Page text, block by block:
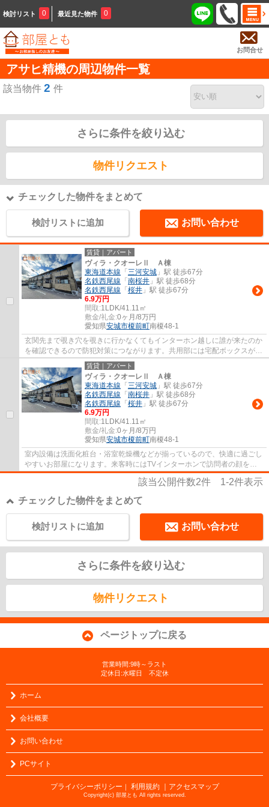
検討リスト 0 最近見た物件 0
お問合せ
アサヒ精機の周辺物件一覧
該当物件 2 件
さらに条件を絞り込む
物件リクエスト
チェックした物件をまとめて
検討リストに追加 お問い合わせ
賃貸｜アパート
ヴィラ・クオーレⅡ Ａ棟
東海道本線 「 三河安城 」駅 徒歩67分
名鉄西尾線 「 南桜井 」駅 徒歩68分
名鉄西尾線 「 桜井 」駅 徒歩67分
6.9万円
間取:1LDK/41.11㎡
敷金/礼金:0ヶ月/8万円
愛知県安城市榎前町南榎48-1
玄関先まで覗き穴を覗きに行かなくてもインターホン越しに誰が来たのか
を確認できるので防犯対策につながります。共用部には宅配ボックスが備
え付けられているため、家で何時間も待機...
賃貸｜アパート
ヴィラ・クオーレⅡ Ａ棟
東海道本線 「 三河安城 」駅 徒歩67分
名鉄西尾線 「 南桜井 」駅 徒歩68分
名鉄西尾線 「 桜井 」駅 徒歩67分
6.9万円
間取:1LDK/41.11㎡
敷金/礼金:0ヶ月/8万円
愛知県安城市榎前町南榎48-1
室内設備は洗面化粧台・浴室乾燥機などが揃っているので、快適に過ごし
やすいお部屋になります。来客時にはTVインターホンで訪問者の顔を確
認することができるので防犯対策につながり...
該当公開件数2件 1-2件表示
チェックした物件をまとめて
お問い合わせ
検討リストに追加
さらに条件を絞り込む
物件リクエスト
ページトップに戻る
営業時間:9時～ラスト
定休日:水曜日 不定休
ホーム
会社概要
お問い合わせ
PCサイト
プライバシーポリシー ｜ 利用規約 ｜アクセスマップ
Copyright(c) 部屋とも All rights reserved.